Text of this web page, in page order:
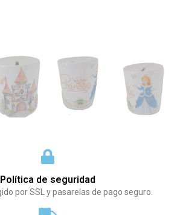
Política de seguridad
por SSL y pasarelas de pago seguro.